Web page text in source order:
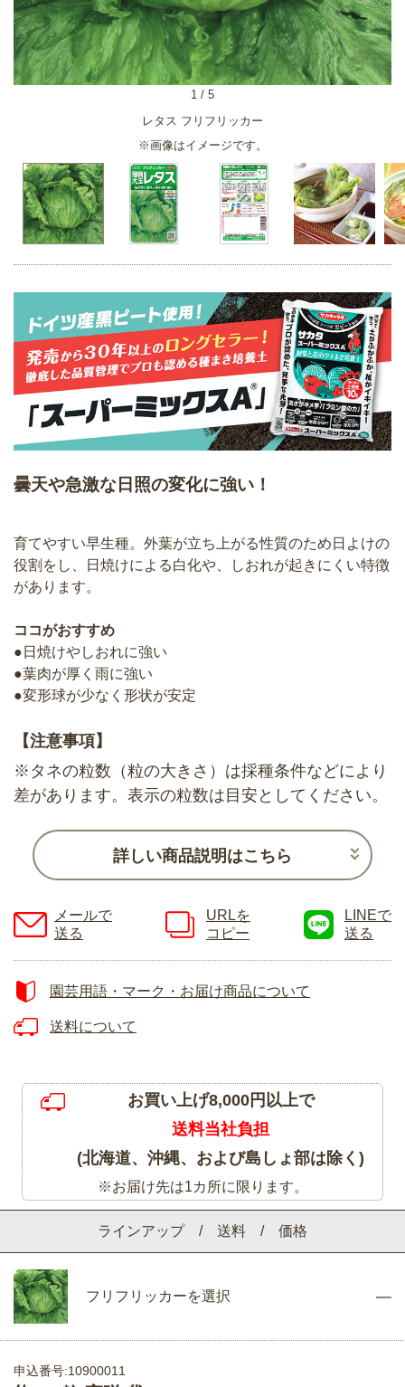
レタス フリフリッカー
※画像はイメージです。
1 / 5
曇天や急激な日照の変化に強い！
ラインアップ / 送料 / 価格
フリフリッカーを選択
申込番号:10900011
育てやすい早生種。外葉が立ち上がる性質のため日よけの
役割をし、日焼けによる白化や、しおれが起きにくい特徴
があります。
ココがおすすめ
●日焼けやしおれに強い
●葉肉が厚く雨に強い
●変形球が少なく形状が安定
【注意事項】
※タネの粒数（粒の大きさ）は採種条件などにより
差があります。表示の粒数は目安としてください。
詳しい商品説明はこちら
メールで
送る
URLを
コピー
LINEで
送る
園芸用語・マーク・お届け商品について
送料について
お買い上げ8,000円以上で
送料当社負担
(北海道、沖縄、および島しょ部は除く)
※お届け先は1カ所に限ります。